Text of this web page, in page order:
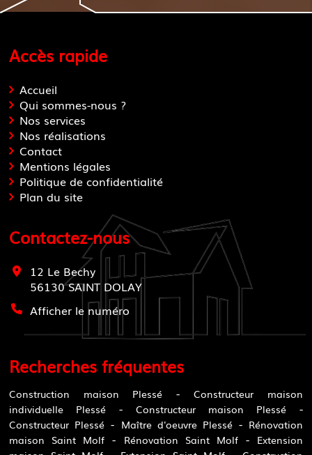
Accès rapide
Accueil
Qui sommes-nous ?
Nos services
Nos réalisations
Contact
Mentions légales
Politique de confidentialité
Plan du site
Contactez-nous
12 Le Bechy
56130 SAINT DOLAY
Afficher le numéro
Recherches fréquentes
Construction maison Plessé
Constructeur maison
individuelle Plessé
Constructeur maison Plessé
Constructeur Plessé
Maître d'oeuvre Plessé
Rénovation
maison Saint Molf
Rénovation Saint Molf
Extension